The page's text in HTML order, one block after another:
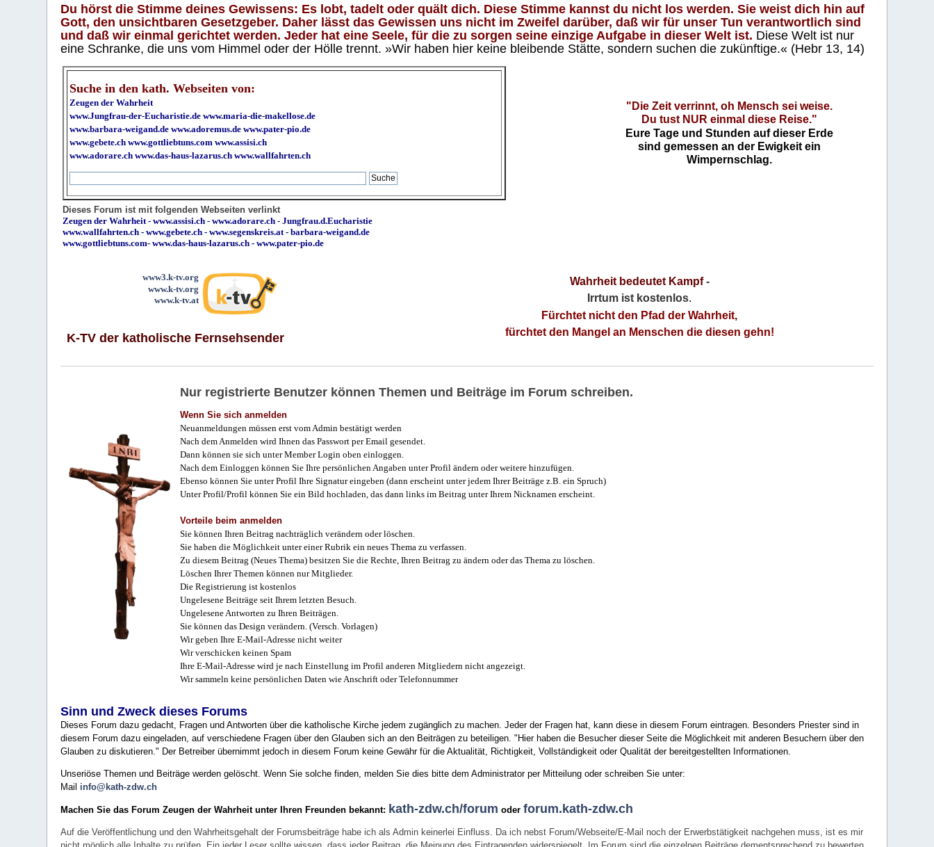
Du hörst die Stimme deines Gewissens: Es lobt, tadelt oder quält dich. Diese Stimme kannst du nicht los werden. Sie weist dich hin auf
Gott, den unsichtbaren Gesetzgeber. Daher lässt das Gewissen uns nicht im Zweifel darüber, daß wir für unser Tun verantwortlich sind
und daß wir einmal gerichtet werden. Jeder hat eine Seele, für die zu sorgen seine einzige Aufgabe in dieser Welt ist. Diese Welt ist nur
eine Schranke, die uns vom Himmel oder der Hölle trennt. »Wir haben hier keine bleibende Stätte, sondern suchen die zukünftige.« (Hebr 13, 14)
Suche in den kath. Webseiten von:
Zeugen der Wahrheit
www.Jungfrau-der-Eucharistie.de www.maria-die-makellose.de
www.barbara-weigand.de www.adoremus.de www.pater-pio.de
www.gebete.ch www.gottliebtuns.com www.assisi.ch
www.adorare.ch www.das-haus-lazarus.ch www.wallfahrten.ch
"Die Zeit verrinnt, oh Mensch sei weise.
Du tust NUR einmal diese Reise."
Eure Tage und Stunden auf dieser Erde
sind gemessen an der Ewigkeit ein
Wimpernschlag.
Dieses Forum ist mit folgenden Webseiten verlinkt
Zeugen der Wahrheit-www.assisi.ch -www.adorare.ch -Jungfrau.d.Eucharistie
www.wallfahrten.ch -www.gebete.ch -www.segenskreis.at-barbara-weigand.de
www.gottliebtuns.com-www.das-haus-lazarus.ch - www.pater-pio.de
www3.k-tv.org
www.k-tv.org
www.k-tv.at
K-TV der katholische Fernsehsender
Wahrheit bedeutet Kampf-
Irrtum ist kostenlos.
Fürchtet nicht den Pfad der Wahrheit,
fürchtet den Mangel an Menschen die diesen gehn!
Nur registrierte Benutzer können Themen und Beiträge im Forum schreiben.
Wenn Sie sich anmelden
Neuanmeldungen müssen erst vom Admin bestätigt werden
Nach dem Anmelden wird Ihnen das Passwort per Email gesendet.
Dann können sie sich unter Member Login oben einloggen.
Nach dem Einloggen können Sie Ihre persönlichen Angaben unter Profil ändern oder weitere hinzufügen.
Ebenso können Sie unter Profil Ihre Signatur eingeben (dann erscheint unter jedem Ihrer Beiträge z.B. ein Spruch)
Unter Profil/Profil können Sie ein Bild hochladen, das dann links im Beitrag unter Ihrem Nicknamen erscheint.
Vorteile beim anmelden
Sie können Ihren Beitrag nachträglich verändern oder löschen.
Sie haben die Möglichkeit unter einer Rubrik ein neues Thema zu verfassen.
Zu diesem Beitrag (Neues Thema) besitzen Sie die Rechte, Ihren Beitrag zu ändern oder das Thema zu löschen.
Löschen Ihrer Themen können nur Mitglieder.
Die Registrierung ist kostenlos
Ungelesene Beiträge seit Ihrem letzten Besuch.
Ungelesene Antworten zu Ihren Beiträgen.
Sie können das Design verändern. (Versch. Vorlagen)
Wir geben Ihre E-Mail-Adresse nicht weiter
Wir verschicken keinen Spam
Ihre E-Mail-Adresse wird je nach Einstellung im Profil anderen Mitgliedern nicht angezeigt.
Wir sammeln keine persönlichen Daten wie Anschrift oder Telefonnummer
Sinn und Zweck dieses Forums
Dieses Forum dazu gedacht, Fragen und Antworten über die katholische Kirche jedem zugänglich zu machen. Jeder der Fragen hat, kann diese in diesem Forum eintragen. Besonders Priester sind in
diesem Forum dazu eingeladen, auf verschiedene Fragen über den Glauben sich an den Beiträgen zu beteiligen. "Hier haben die Besucher dieser Seite die Möglichkeit mit anderen Besuchern über den
Glauben zu diskutieren." Der Betreiber übernimmt jedoch in diesem Forum keine Gewähr für die Aktualität, Richtigkeit, Vollständigkeit oder Qualität der bereitgestellten Informationen.
Unseriöse Themen und Beiträge werden gelöscht. Wenn Sie solche finden, melden Sie dies bitte dem Administrator per Mitteilung oder schreiben Sie unter:
Mail info@kath-zdw.ch
Machen Sie das Forum Zeugen der Wahrheit unter Ihren Freunden bekannt: kath-zdw.ch/forum oderforum.kath-zdw.ch
Auf die Veröffentlichung und den Wahrheitsgehalt der Forumsbeiträge habe ich als Admin keinerlei Einfluss. Da ich nebst Forum/Webseite/E-Mail noch der Erwerbstätigkeit nachgehen muss, ist es mir